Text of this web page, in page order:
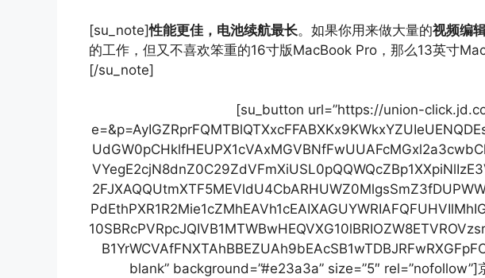
[su_note]性能更佳，电池续航最长。如果你用来做大量的视频编
的工作，但又不喜欢笨重的16寸版MacBook Pro，那么13英寸
[/su_note]
[su_button url=”https://union-
blank” background=”#e23a3a” size=”5″